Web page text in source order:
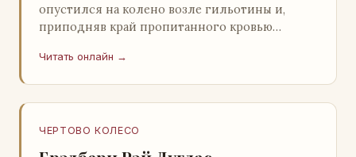
опустился на колено возле гильотины и,
приподняв край пропитанного кровью
скрывался под ним…
Читать онлайн →
ЧЕРТОВО КОЛЕСО